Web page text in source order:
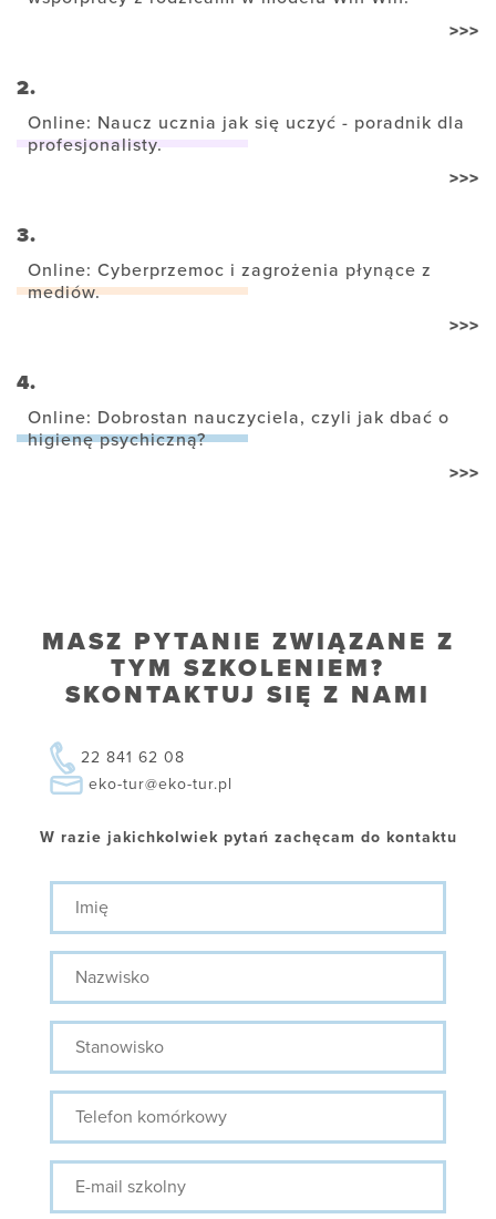
>>>
2.
Online: Naucz ucznia jak się uczyć - poradnik dla
profesjonalisty.
>>>
3.
Online: Cyberprzemoc i zagrożenia płynące z
mediów.
>>>
4.
Online: Dobrostan nauczyciela, czyli jak dbać o
higienę psychiczną?
>>>
MASZ PYTANIE ZWIĄZANE Z
TYM SZKOLENIEM?
SKONTAKTUJ SIĘ Z NAMI
22 841 62 08
eko-tur@eko-tur.pl
W razie jakichkolwiek pytań zachęcam do kontaktu
Imię
Nazwisko
Stanowisko
Telefon
komórkowy
E-
mail
szkolny